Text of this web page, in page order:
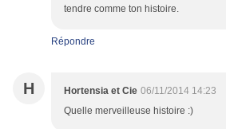
tendre comme ton histoire.
Répondre
H Hortensia et Cie 06/11/2014 14:23
Quelle merveilleuse histoire :)